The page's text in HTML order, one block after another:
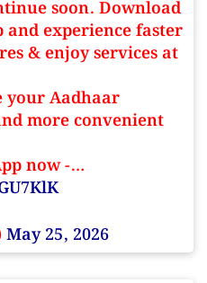
soon. Download
experience faster
& enjoy services at
your Aadhaar
more convenient
now -…
May 25, 2026